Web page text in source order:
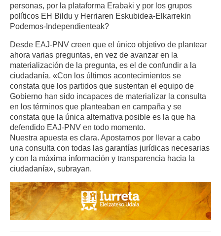
personas, por la plataforma Erabaki y por los grupos
políticos EH Bildu y Herriaren Eskubidea-Elkarrekin
Podemos-Independienteak?
Desde EAJ-PNV creen que el único objetivo de plantear
ahora varias preguntas, en vez de avanzar en la
materialización de la pregunta, es el de confundir a la
ciudadanía. «Con los últimos acontecimientos se
constata que los partidos que sustentan el equipo de
Gobierno han sido incapaces de materializar la consulta
en los términos que planteaban en campaña y se
constata que la única alternativa posible es la que ha
defendido EAJ-PNV en todo momento.
Nuestra apuesta es clara. Apostamos por llevar a cabo
una consulta con todas las garantías jurídicas necesarias
y con la máxima información y transparencia hacia la
ciudadanía», subrayan.